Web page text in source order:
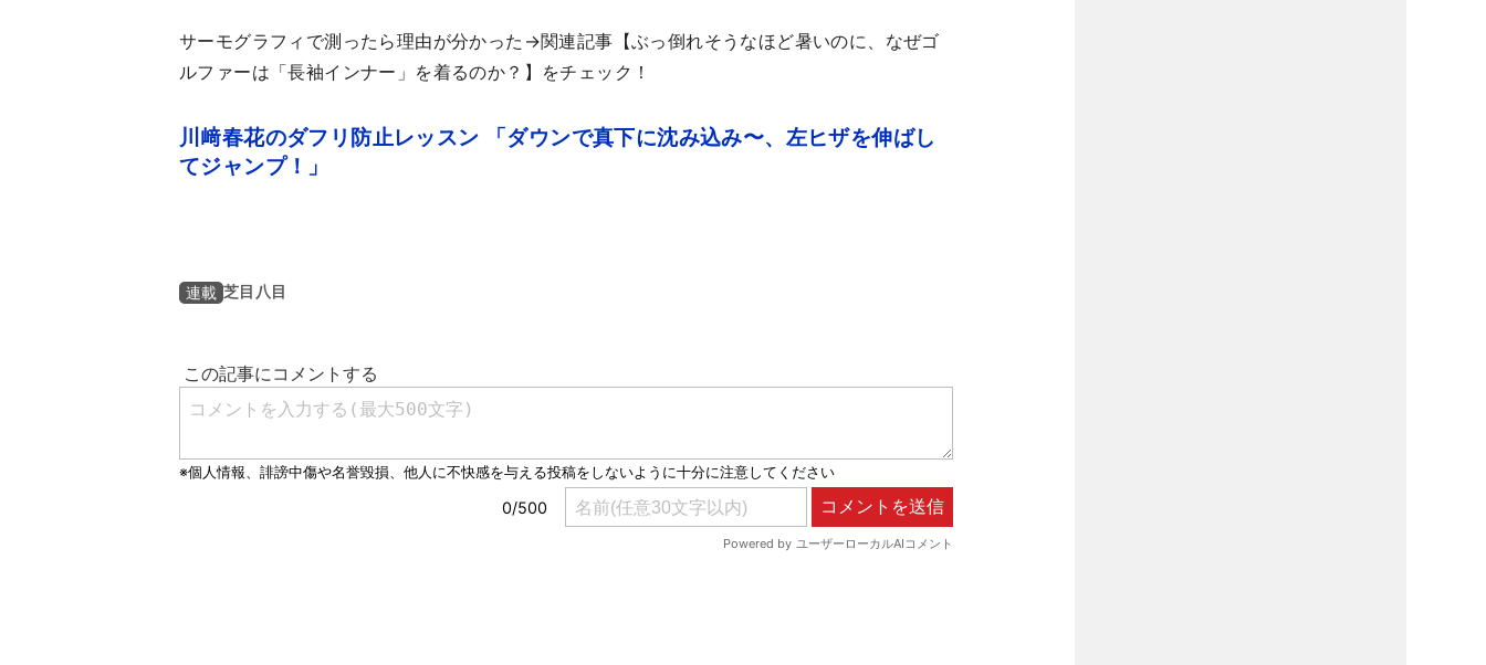
サーモグラフィで測ったら理由が分かった→関連記事【ぶっ倒れそうなほど暑いのに、なぜゴ
ルファーは「長袖インナー」を着るのか？】をチェック！
川﨑春花のダフリ防止レッスン 「ダウンで真下に沈み込み〜、左ヒザを伸ばし
てジャンプ！」
連載 芝目八目